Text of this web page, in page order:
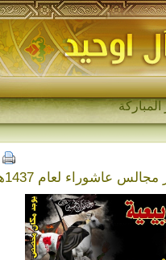
عاشوراء لعام 1437هـ